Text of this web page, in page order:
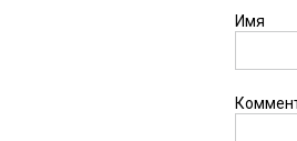
Имя